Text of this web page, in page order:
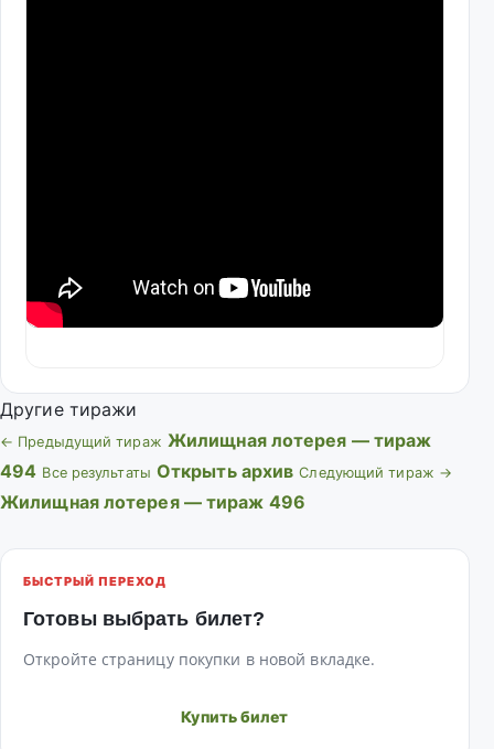
Другие тиражи
← Предыдущий тираж Жилищная лотерея — тираж
494 Все результаты Открыть архив Следующий тираж →
Жилищная лотерея — тираж 496
БЫСТРЫЙ ПЕРЕХОД
Готовы выбрать билет?
Откройте страницу покупки в новой вкладке.
Купить билет